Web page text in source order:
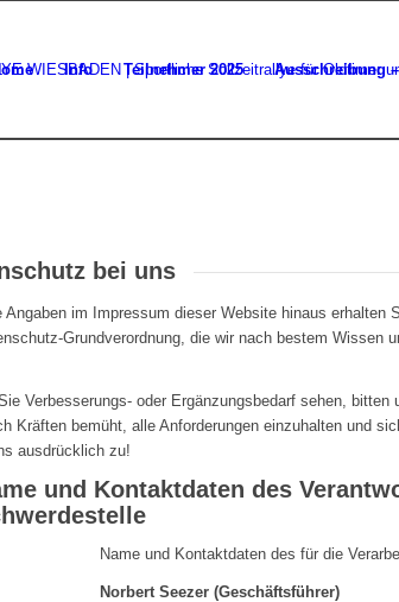
Info Teilnehmer 2025 Ausschreibung
bei uns
Angaben im Impressum dieser Website hinaus erhalten
Grundverordnung, die wir nach bestem Wissen
Verbesserungs- oder Ergänzungsbedarf sehen,
Kräften bemüht, alle Anforderungen einzuhalten und
ausdrücklich zu!
und Kontaktdaten des
Name und Kontaktdaten des für die
Norbert Seezer (Geschäftsführer)